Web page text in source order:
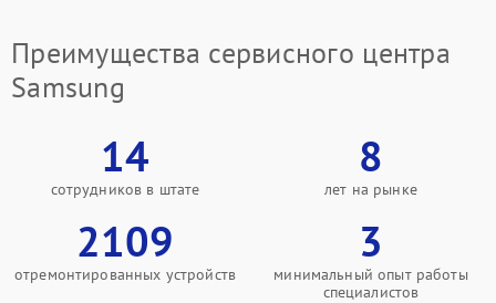
Преимущества сервисного центра
Samsung
14
сотрудников в штате
8
лет на рынке
2109
отремонтированных устройств
3
минимальный опыт работы
специалистов